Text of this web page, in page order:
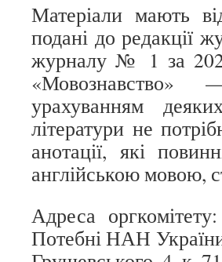
Матеріали мають
подані до редакції
журналу № 1 за
урахуванням
літератури не
анотації, які
англійською мовою,
Адреса
Потебні